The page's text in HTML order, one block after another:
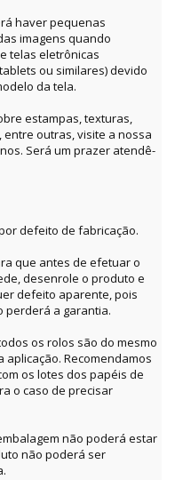
haver pequenas
imagens quando
telas eletrônicas
ou similares) devido
da tela.
estampas, texturas,
outras, visite a nossa
Será um prazer atendê-
defeito de fabricação.
que antes de efetuar o
desenrole o produto e
defeito aparente, pois
perderá a garantia.
os rolos são do mesmo
Recomendamos
os lotes dos papéis de
o caso de precisar
não poderá estar
não poderá ser